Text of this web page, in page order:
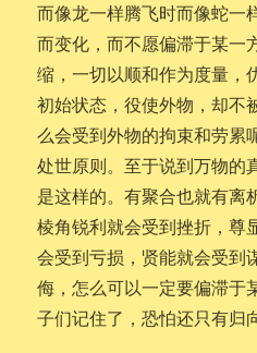
而像龙一样腾飞时而像蛇一
而变化，而不愿偏滞于某一
缩，一切以顺和作为度量，
初始状态，役使外物，却不
么会受到外物的拘束和劳累
处世原则。至于说到万物的
是这样的。有聚合也就有离
棱角锐利就会受到挫折，尊
会受到亏损，贤能就会受到
侮，怎么可以一定要偏滞于
子们记住了，恐怕还只有归